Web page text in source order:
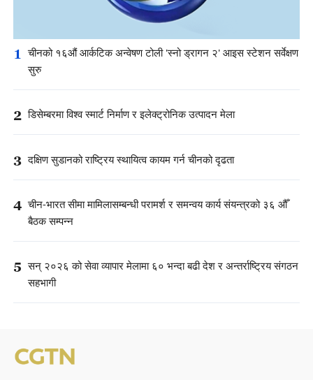
1 चीनको १६औं आर्कटिक अन्वेषण टोली 'स्नो ड्रागन २' आइस स्टेशन सर्वेक्षण
सुरु
2 डिसेम्बरमा विश्व स्मार्ट निर्माण र इलेक्ट्रोनिक उत्पादन मेला
3 दक्षिण सुडानको राष्ट्रिय स्थायित्व कायम गर्न चीनको दृढता
4 चीन-भारत सीमा मामिलासम्बन्धी परामर्श र समन्वय कार्य संयन्त्रको ३६ औँ
बैठक सम्पन्न
5 सन् २०२६ को सेवा व्यापार मेलामा ६० भन्दा बढी देश र अन्तर्राष्ट्रिय संगठन
सहभागी